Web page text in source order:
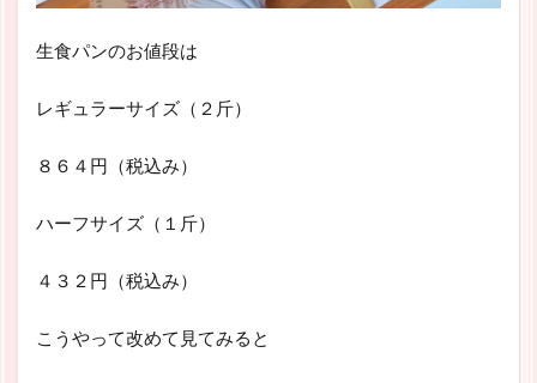
生食パンのお値段は
レギュラーサイズ（２斤）
８６４円（税込み）
ハーフサイズ（１斤）
４３２円（税込み）
こうやって改めて見てみると